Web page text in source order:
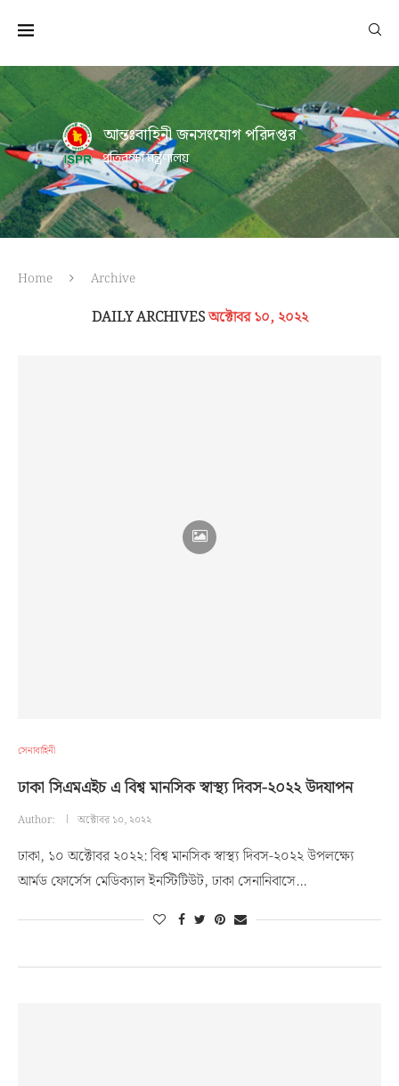
আন্তঃবাহিনী জনসংযোগ পরিদপ্তর
প্রতিরক্ষা মন্ত্রণালয়
Home Archive
DAILY ARCHIVESঅক্টোবর ১০, ২০২২
সেনাবাহিনী
ঢাকা সিএমএইচ এ বিশ্ব মানসিক স্বাস্থ্য দিবস-২০২২ উদযাপন
Author: অক্টোবর ১০, ২০২২
ঢাকা, ১০ অক্টোবর ২০২২: বিশ্ব মানসিক স্বাস্থ্য দিবস-২০২২ উপলক্ষ্যে
আর্মড ফোর্সেস মেডিক্যাল ইনস্টিটিউট, ঢাকা সেনানিবাসে…